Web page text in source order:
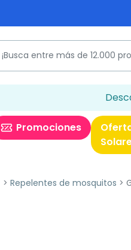
Promociones
Repelentes de mosquitos